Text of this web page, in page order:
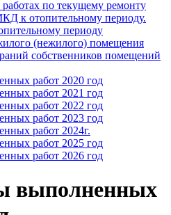
по текущему ремонту
к отопительному периоду.
периоду
(нежилого) помещения
собственников помещений
работ 2020 год
работ 2021 год
работ 2022 год
работ 2023 год
работ 2024г.
работ 2025 год
работ 2026 год
выполненных